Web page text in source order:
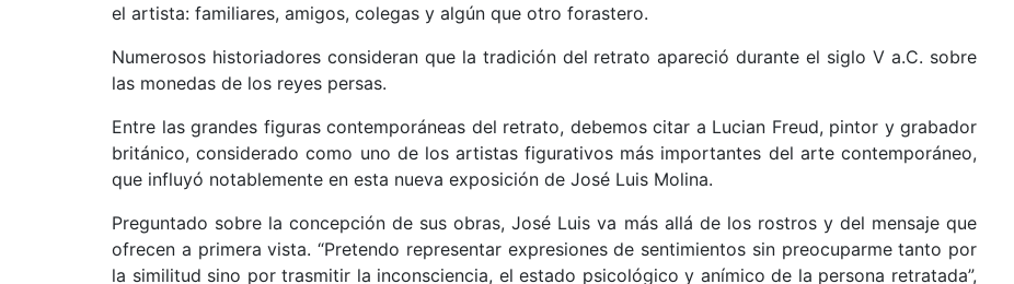
el artista: familiares, amigos, colegas y algún que otro forastero.
Numerosos historiadores consideran que la tradición del retrato apareció durante el siglo V a.C. sobre
las monedas de los reyes persas.
Entre las grandes figuras contemporáneas del retrato, debemos citar a Lucian Freud, pintor y grabador
británico, considerado como uno de los artistas figurativos más importantes del arte contemporáneo,
que influyó notablemente en esta nueva exposición de José Luis Molina.
Preguntado sobre la concepción de sus obras, José Luis va más allá de los rostros y del mensaje que
ofrecen a primera vista. “Pretendo representar expresiones de sentimientos sin preocuparme tanto por
la similitud sino por trasmitir la inconsciencia, el estado psicológico y anímico de la persona retratada”,